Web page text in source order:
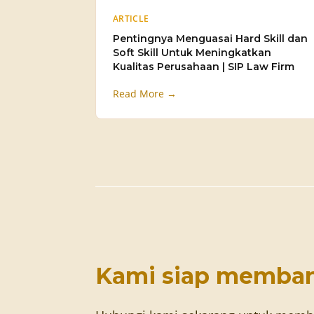
ARTICLE
Pentingnya Menguasai Hard Skill dan
Soft Skill Untuk Meningkatkan
Kualitas Perusahaan | SIP Law Firm
Read More →
Kami siap